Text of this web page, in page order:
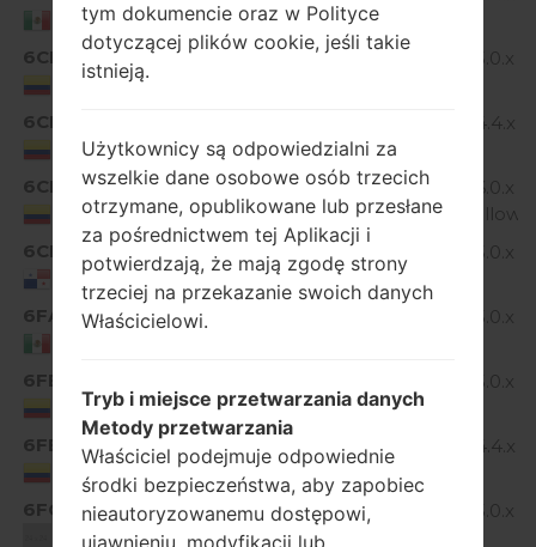
Mexico
D855P10A_03.kdz
6CM
Colombia
Android 5.0.x
6CM
Colombia
D855P10c_00.kdz
Android 4.4.x
6CM
Colombia
D855P30a_01_0118.kdz
Android 6.0.x
Marshmallow
6CP
Panama
D855P20A_01.kdz
Android 5.0.x
Lollipop
6FA
D855P20A_00.kdz
Android 5.0.x
6FB
Colombia
D855P20A_00.kdz
Android 5.0.x
Lollipop
6FB
Colombia
D855P10C_00.kdz
Android 4.4.x
KitKat
6FO
Unknown
D855P20A_01.kdz
Android 5.0.x
tym dokumencie oraz w Polityce
dotyczącej plików cookie, jeśli takie
istnieją.
Użytkownicy są odpowiedzialni za
wszelkie dane osobowe osób trzecich
otrzymane, opublikowane lub przesłane
za pośrednictwem tej Aplikacji i
potwierdzają, że mają zgodę strony
trzeciej na przekazanie swoich danych
Właścicielowi.
Tryb i miejsce przetwarzania danych
Metody przetwarzania
Właściciel podejmuje odpowiednie
środki bezpieczeństwa, aby zapobiec
nieautoryzowanemu dostępowi,
ujawnieniu, modyfikacji lub